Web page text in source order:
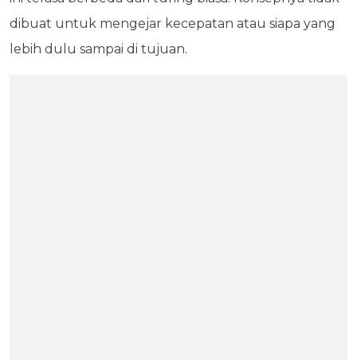
dibuat untuk mengejar kecepatan atau siapa yang
lebih dulu sampai di tujuan.